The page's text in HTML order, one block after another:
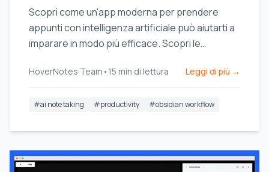
Scopri come un'app moderna per prendere
appunti con intelligenza artificiale può aiutarti a
imparare in modo più efficace. Scopri le
come proteggere i tuoi dati.
HoverNotes Team • 15 min di lettura Leggi di più →
#ai note taking #productivity #obsidian workflow